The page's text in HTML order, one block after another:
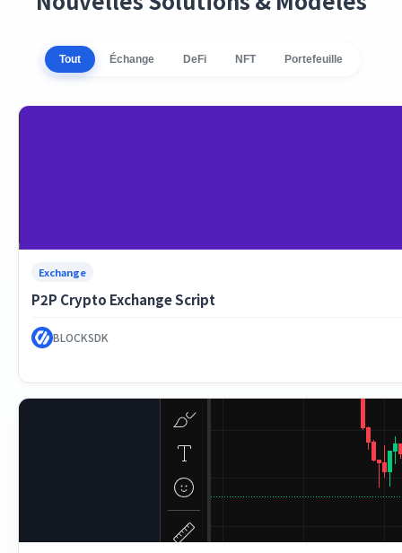
Tout Échange DeFi NFT Portefeuille
Exchange
P2P Crypto Exchange Script
BLOCKSDK